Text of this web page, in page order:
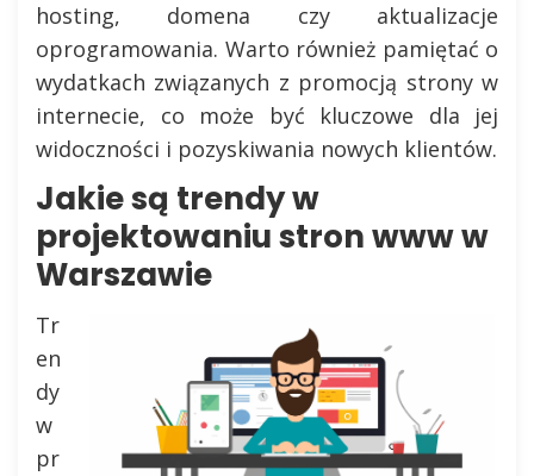
hosting, domena czy aktualizacje
oprogramowania. Warto również pamiętać o
wydatkach związanych z promocją strony w
internecie, co może być kluczowe dla jej
widoczności i pozyskiwania nowych klientów.
Jakie są trendy w
projektowaniu stron www w
Warszawie
Tr
en
dy
w
pr